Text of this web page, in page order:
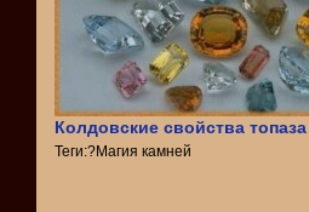
Колдовские свойства топаза
Теги:?Магия камней